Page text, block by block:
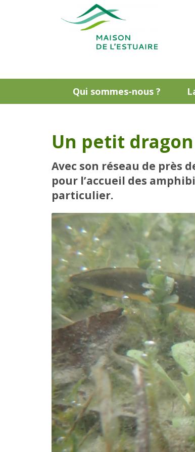
Qui sommes-nous ?
Un petit
Avec son réseau de près
pour l’accueil des
particulier.